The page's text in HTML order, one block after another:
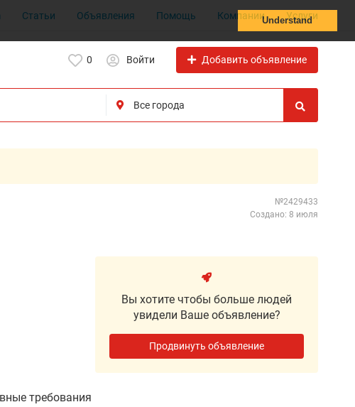
Understand
Статьи Объявления Помощь Компании Услуги
0 Войти Добавить объявление
№2429433
Создано: 8 июля
требования
Вы хотите чтобы больше людей
увидели Ваше объявление?
Продвинуть объявление